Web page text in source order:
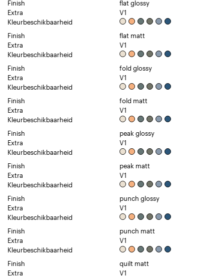
Finish
flat glossy
Extra
V1
Kleurbeschikbaarheid
Finish
flat matt
Extra
V1
Kleurbeschikbaarheid
Finish
fold glossy
Extra
V1
Kleurbeschikbaarheid
Finish
fold matt
Extra
V1
Kleurbeschikbaarheid
Finish
peak glossy
Extra
V1
Kleurbeschikbaarheid
Finish
peak matt
Extra
V1
Kleurbeschikbaarheid
Finish
punch glossy
Extra
V1
Kleurbeschikbaarheid
Finish
punch matt
Extra
V1
Kleurbeschikbaarheid
Finish
quilt matt
Extra
V1